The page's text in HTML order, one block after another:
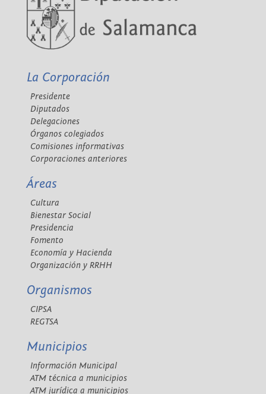
La Corporación
Presidente
Diputados
Delegaciones
Órganos colegiados
Comisiones informativas
Corporaciones anteriores
Áreas
Cultura
Bienestar Social
Presidencia
Fomento
Economía y Hacienda
Organización y RRHH
Organismos
CIPSA
REGTSA
Municipios
Información Municipal
ATM técnica a municipios
ATM jurídica a municipios